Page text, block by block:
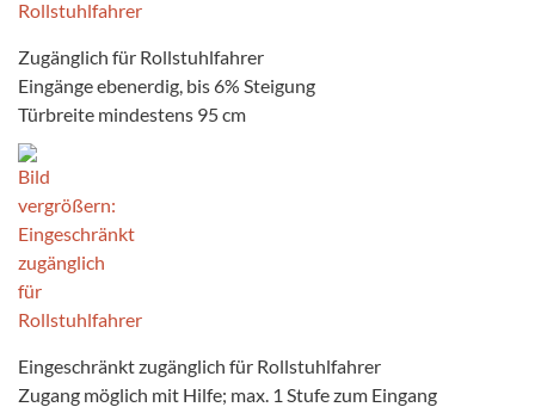
Zugänglich für Rollstuhlfahrer
Eingänge ebenerdig, bis 6% Steigung
Türbreite mindestens 95 cm
Eingeschränkt zugänglich für Rollstuhlfahrer
Zugang möglich mit Hilfe; max. 1 Stufe zum Eingang